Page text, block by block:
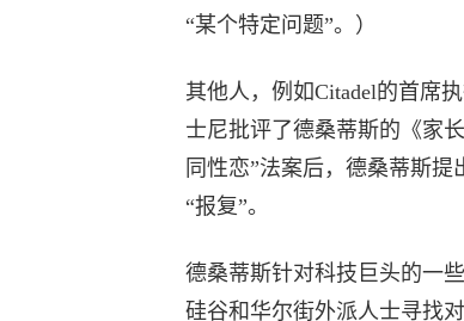
“某个特定问题”。）
其他人，例如Citadel的首席
士尼批评了德桑蒂斯的《家
同性恋”法案后，德桑蒂斯
“报复”。
德桑蒂斯针对科技巨头的一
硅谷和华尔街外派人士寻找